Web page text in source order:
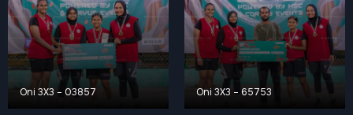
Oni 3X3 – 03857 Oni 3X3 – 65753